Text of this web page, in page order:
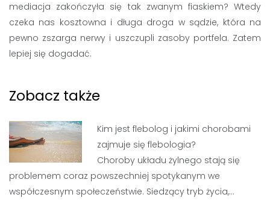
mediacja zakończyła się tak zwanym fiaskiem? Wtedy
czeka nas kosztowna i długa droga w sądzie, która na
pewno zszarga nerwy i uszczupli zasoby portfela. Zatem
lepiej się dogadać.
Zobacz także
Kim jest flebolog i jakimi chorobami
zajmuje się flebologia?
Choroby układu żylnego stają się
problemem coraz powszechniej spotykanym we
współczesnym społeczeństwie. Siedzący tryb życia,…